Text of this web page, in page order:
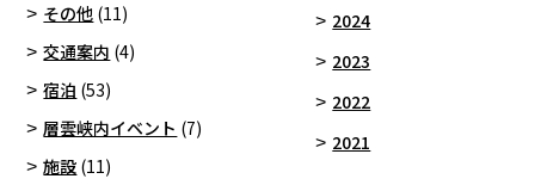
その他 (11)
交通案内 (4)
宿泊 (53)
層雲峡内イベント (7)
施設 (11)
2024
2023
2022
2021